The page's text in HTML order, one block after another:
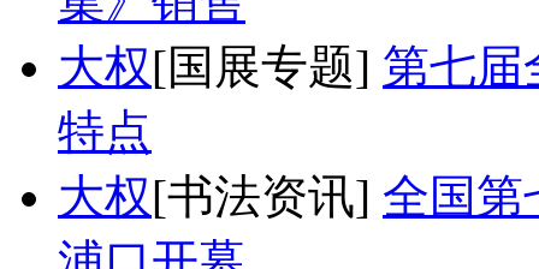
大权[国展专题] 第七届
特点
大权[书法资讯] 全国第